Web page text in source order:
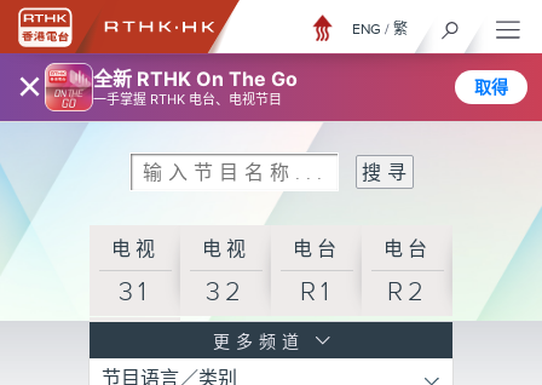
× 全新 RTHK On The Go
一手掌握 RTHK 电台、电视节目
取得
ENG / 繁
电视
31
电视
32
电台
R1
电台
R2
更多频道
节目语言／类别